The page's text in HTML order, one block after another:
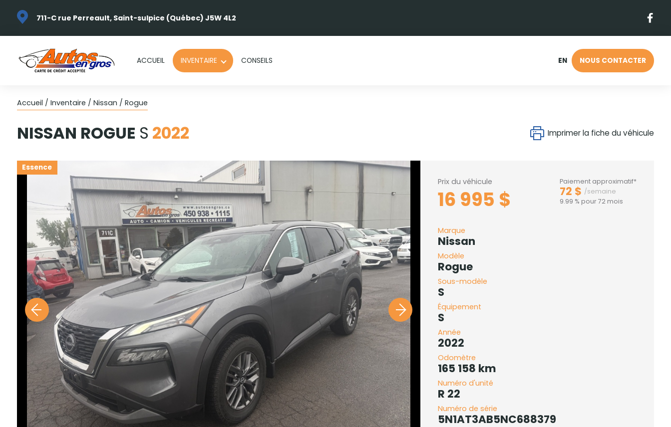
711-C rue Perreault, Saint-sulpice (Québec) J5W 4L2
ACCUEIL INVENTAIRE CONSEILS EN NOUS CONTACTER
Accueil / Inventaire / Nissan / Rogue
NISSAN ROGUE S 2022 Imprimer la fiche du véhicule
Essence
Prix du véhicule
16 995 $
Paiement approximatif*
72 $ /semaine
9.99 % pour 72 mois
Marque
Nissan
Modèle
Rogue
Sous-modèle
S
Équipement
S
Année
2022
Odomètre
165 158 km
Numéro d'unité
R 22
Numéro de série
5N1AT3AB5NC688379